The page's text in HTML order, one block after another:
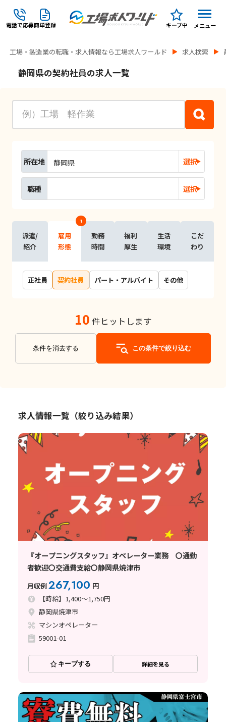
電話で応募簡単登録 キープ中 メニュー
工場・製造業の転職・求人情報なら工場求人ワールド 求人検索
静岡県の契約社員の求人一覧
所在地 静岡県 選択
職種 選択
派遣/
紹介
雇用
形態
1
勤務
時間
福利
厚生
生活
環境
こだ
わり
正社員 契約社員 パート・アルバイト その他
10 件ヒットします
条件を消去する この条件で絞り込む
求人情報一覧（絞り込み結果）
『オープニングスタッフ』オペレーター業務 〇通勤
者歓迎〇交通費支給〇静岡県焼津市
月収例267,100 円
【時給】1,400～1,750円
静岡県焼津市
マシンオペレーター
59001-01
キープする 詳細を見る